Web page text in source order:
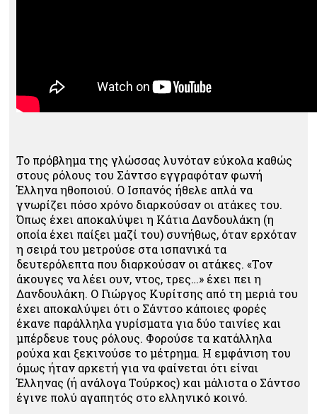
Το πρόβλημα της γλώσσας λυνόταν εύκολα καθώς
στους ρόλους του Σάντσο εγγραφόταν φωνή
Έλληνα ηθοποιού. Ο Ισπανός ήθελε απλά να
γνωρίζει πόσο χρόνο διαρκούσαν οι ατάκες του.
Όπως έχει αποκαλύψει η Κάτια Δανδουλάκη (η
οποία έχει παίξει μαζί του) συνήθως, όταν ερχόταν
η σειρά του μετρούσε στα ισπανικά τα
δευτερόλεπτα που διαρκούσαν οι ατάκες. «Τον
άκουγες να λέει ουν, ντος, τρες…» έχει πει η
Δανδουλάκη. Ο Γιώργος Κυρίτσης από τη μεριά του
έχει αποκαλύψει ότι ο Σάντσο κάποιες φορές
έκανε παράλληλα γυρίσματα για δύο ταινίες και
μπέρδευε τους ρόλους. Φορούσε τα κατάλληλα
ρούχα και ξεκινούσε το μέτρημα. Η εμφάνιση του
όμως ήταν αρκετή για να φαίνεται ότι είναι
Έλληνας (ή ανάλογα Τούρκος) και μάλιστα ο Σάντσο
έγινε πολύ αγαπητός στο ελληνικό κοινό.